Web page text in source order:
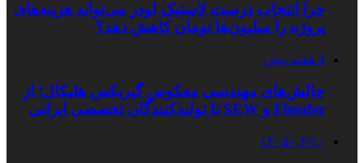
چرا انتخاب درست لاستیک لودر می‌تواند هزینه‌های
پروژه را میلیون‌ها تومان کاهش دهد؟
4 هفته پیش
چالش‌های مهندسی معکوس گیربکس هلیکال؛ از
Flender و SEW تا تولیدکنندگان تخصصی ایرانی
۱۴۰۵/۰۴/۱۰